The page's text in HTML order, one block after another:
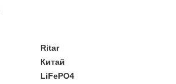
Ritar
Китай
LiFePO4